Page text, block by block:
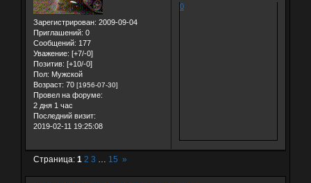
Зарегистрирован: 2009-09-04
Приглашений: 0
Сообщений: 177
Уважение: [+7/-0]
Позитив: [+10/-0]
Пол: Мужской
Возраст: 70 [1956-07-30]
Провел на форуме:
2 дня 1 час
Последний визит:
2019-02-11 19:25:08
0
Страница: 1 2 3 … 15 »